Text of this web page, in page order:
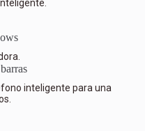
inteligente para una